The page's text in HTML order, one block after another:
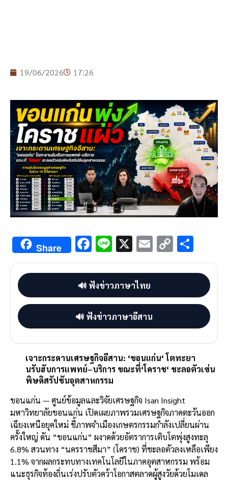
19/06/2026 17:26
Share F
ac
e
b
o
o
k
Li
n
e
X E
m
ai
l
C
o
py
Li
n
k
h
ar
e
🔊 ฟังข่าวภาษาไทย
🔊 ฟังข่าวภาษาอีสาน
เจาะกระดานเศรษฐกิจอีสาน: ‘ขอนแก่น‘โตทะยา
นรับฮับการแพทย์–บริการ ขณะที่‘โคราช‘ ชะลอตัวเซ่น
พิษดิสรัปชันอุตสาหกรรม
ขอนแก่น — ศูนย์ข้อมูลและวิจัยเศรษฐกิจ Isan Insight
มหาวิทยาลัยขอนแก่น เปิดเผยภาพรวมเศรษฐกิจภาคตะวันออก
เฉียงเหนือยุคใหม่ ชี้ภาพจำเมืองเกษตรกรรมกำลังเปลี่ยนผ่าน
ครั้งใหญ่ ดัน “ขอนแก่น” ผงาดด้วยอัตราการเติบโตพุ่งสูงทะลุ
6.8% สวนทาง “นครราชสีมา” (โคราช) ที่ชะลอตัวลงเหลือเพียง
1.1% จากผลกระทบทางเทคโนโลยีในภาคอุตสาหกรรม พร้อม
แนะธุรกิจท้องถิ่นเร่งปรับตัวคว้าโอกาสตลาดผู้สูงวัยด้วยโมเดล